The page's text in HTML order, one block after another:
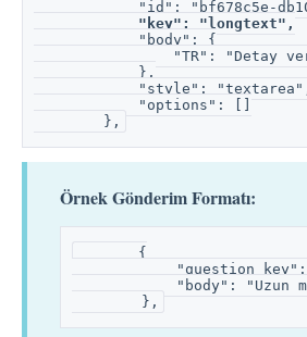
"id": "bf678c5e-
"key": "longtext",
            "body": {
"TR": "Detay
            },
"style":
            "options": []
        },
Örnek Gönderim Formatı:
       {
"body": "Uzun
        },